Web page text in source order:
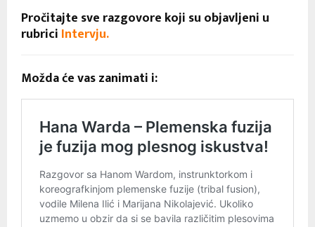
Pročitajte sve razgovore koji su objavljeni u
rubrici Intervju.
Možda će vas zanimati i: